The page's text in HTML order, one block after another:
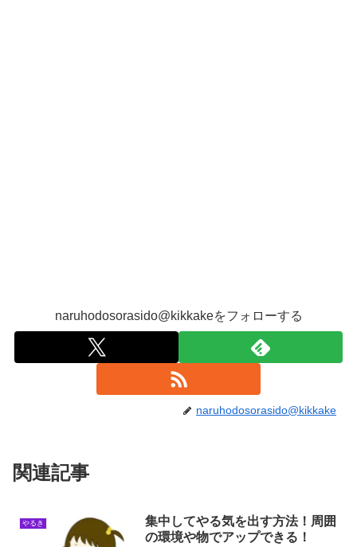
naruhodosorasido@kikkakeをフォローする
naruhodosorasido@kikkake
関連記事
やるき
集中してやる気を出す方法！周囲
の環境や物でアップできる！